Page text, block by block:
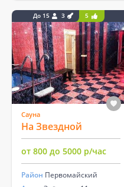
До 15 3 5
Сауна
На Звездной
от 800 до 5000 р/час
Район Первомайский